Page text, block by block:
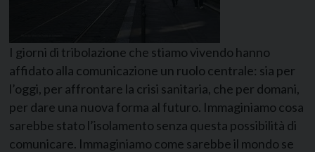
I giorni di tribolazione che stiamo vivendo hanno
affidato alla comunicazione un ruolo centrale: sia per
l’oggi, per affrontare la crisi sanitaria, che per domani,
per dare una nuova forma al futuro. Immaginiamo cosa
sarebbe stato l’isolamento senza questa possibilità di
comunicare. Immaginiamo come sarebbe il mondo se